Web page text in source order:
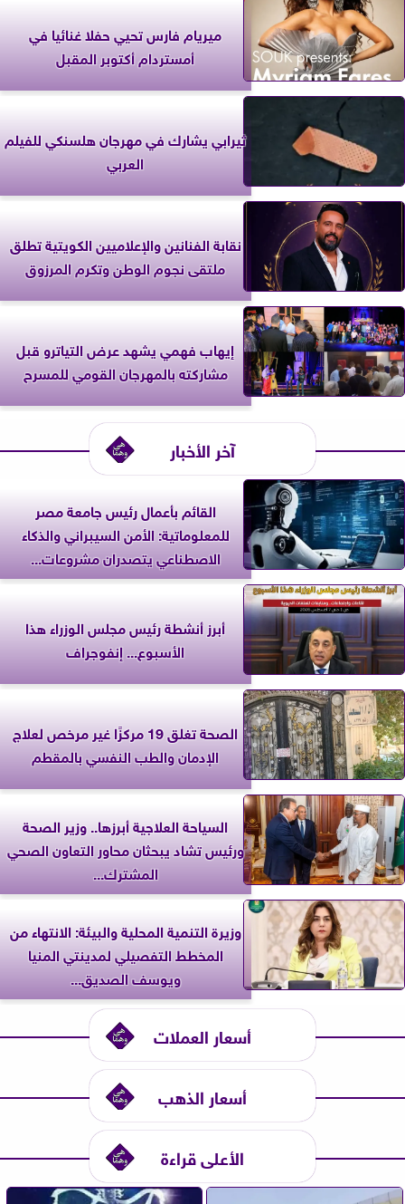
ميريام فارس تحيي حفلا غنائيا في
أمستردام أكتوبر المقبل
ثيرابي يشارك في مهرجان هلسنكي للفيلم
العربي
نقابة الفنانين والإعلاميين الكويتية تطلق
ملتقى نجوم الوطن وتكرم المرزوق
إيهاب فهمي يشهد عرض التياترو قبل
مشاركته بالمهرجان القومي للمسرح
آخر الأخبار
القائم بأعمال رئيس جامعة مصر
للمعلوماتية: الأمن السيبراني والذكاء
الاصطناعي يتصدران مشروعات...
أبرز أنشطة رئيس مجلس الوزراء هذا
الأسبوع... إنفوجراف
الصحة تغلق 19 مركزًا غير مرخص لعلاج
الإدمان والطب النفسي بالمقطم
السياحة العلاجية أبرزها.. وزير الصحة
ورئيس تشاد يبحثان محاور التعاون الصحي
المشترك...
وزيرة التنمية المحلية والبيئة: الانتهاء من
المخطط التفصيلي لمدينتي المنيا
ويوسف الصديق...
أسعار العملات
أسعار الذهب
الأعلى قراءة